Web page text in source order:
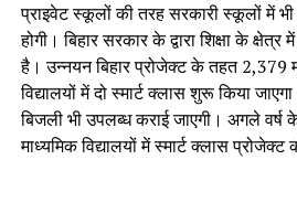
प्राइवेट स्कूलों की तरह सरकारी स्कूलों में
होगी। बिहार सरकार के द्वारा शिक्षा के
है। उन्नयन बिहार प्रोजेक्ट के तहत 2,379
विद्यालयों में दो स्मार्ट क्लास शुरू किया
बिजली भी उपलब्ध कराई जाएगी। अगले
माध्यमिक विद्यालयों में स्मार्ट क्लास प्रोजेक्ट